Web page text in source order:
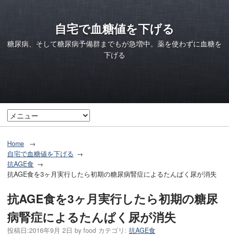
自宅で血糖値を下げる
糖尿病、そして糖尿病予備群までもが急増中。薬を使わずに血糖を
下げる
Home
自宅で血糖値を下げる
抗AGE食
抗AGE食を3ヶ月実行したら初期の糖尿病腎症によるたんぱく尿が消失
抗AGE食を3ヶ月実行したら初期の糖尿
病腎症によるたんぱく尿が消失
投稿日:2016年9月 2日 by food カテゴリ: 抗AGE食